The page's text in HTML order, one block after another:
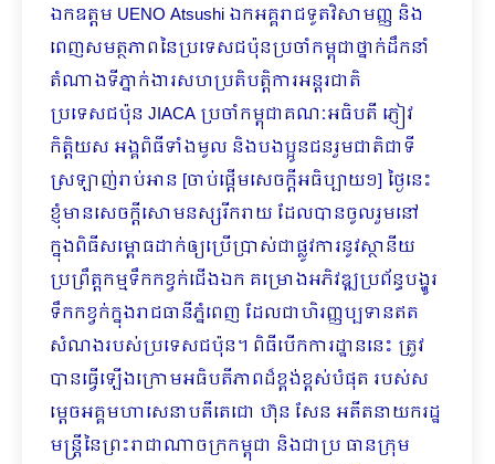
ឯកឧត្តម UENO Atsushi ឯកអគ្គរាជទូតវិសាមញ្ញ និង
ពេញសមត្ថភាពនៃប្រទេសជប៉ុនប្រចាំកម្ពុជាថ្នាក់ដឹកនាំ
តំណាងទីភ្នាក់ងារសហប្រតិបត្តិការអន្តរជាតិ
ប្រទេសជប៉ុន JIACA ប្រចាំកម្ពុជាគណៈអធិបតី ភ្ញៀវ
កិត្តិយស អង្គពិធីទាំងមូល និងបងប្អូនជនរួមជាតិជាទី
ស្រឡាញ់រាប់អាន [ចាប់ផ្ដើមសេចក្ដីអធិប្បាយ១] ថ្ងៃនេះ
ខ្ញុំមានសេចក្តីសោមនស្សរីករាយ ដែលបានចូលរួមនៅ
ក្នុងពិធីសម្ពោធដាក់ឲ្យប្រើប្រាស់ជាផ្លូវការនូវស្ថានីយ
ប្រព្រឹត្តកម្មទឹកកខ្វក់ជើងឯក គម្រោងអភិវឌ្ឍប្រព័ន្ធបង្ហូរ
ទឹកកខ្វក់ក្នុងរាជធានីភ្នំពេញ ដែលជាហិរញ្ញប្បទានឥត
សំណងរបស់ប្រទេសជប៉ុន។ ពិធីបើកការដ្ឋាននេះ ត្រូវ
បានធ្វើឡើងក្រោមអធិបតីភាពដ៏ខ្ពង់ខ្ពស់បំផុត របស់ស
ម្តេចអគ្គមហាសេនាបតីតេជោ ហ៊ុន សែន អតីតនាយករដ្ឋ
មន្ត្រីនៃព្រះរាជាណាចក្រកម្ពុជា និងជាប្រ ធានក្រុម